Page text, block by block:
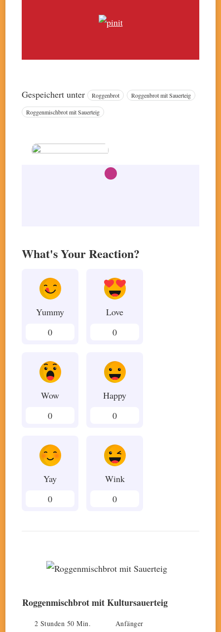
Gespeichert unter Roggenbrot Roggenbrot mit Sauerteig
Roggenmischbrot mit Sauerteig
What's Your Reaction?
Yummy
0
Love
0
Wow
0
Happy
0
Yay
0
Wink
0
Roggenmischbrot mit Kultursauerteig
2 Stunden 50 Min. Anfänger